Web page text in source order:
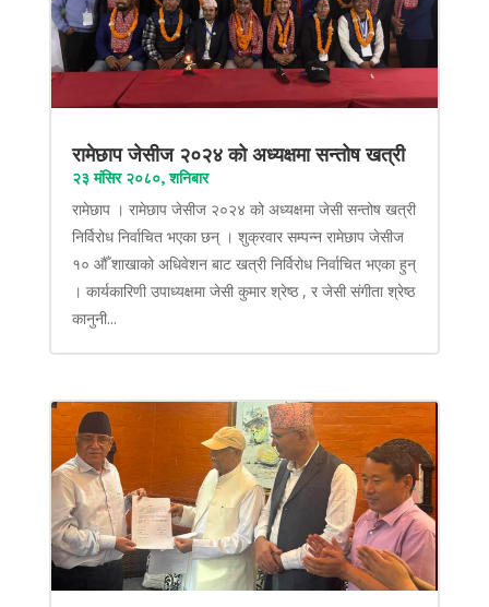
रामेछाप जेसीज २०२४ को अध्यक्षमा सन्तोष खत्री
२३ मंसिर २०८०, शनिबार
रामेछाप । रामेछाप जेसीज २०२४ को अध्यक्षमा जेसी सन्तोष खत्री
निर्विरोध निर्वाचित भएका छन् । शुक्रवार सम्पन्न रामेछाप जेसीज
१० औँ शाखाको अधिवेशन बाट खत्री निर्विरोध निर्वाचित भएका हुन्
। कार्यकारिणी उपाध्यक्षमा जेसी कुमार श्रेष्ठ , र जेसी संगीता श्रेष्ठ
कानुनी...